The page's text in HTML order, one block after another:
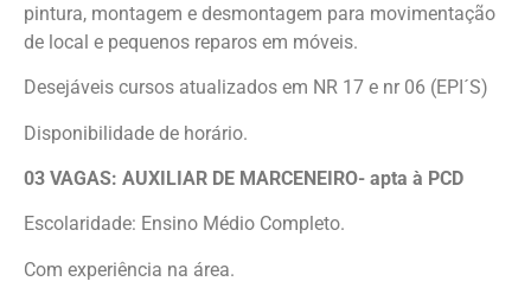
pintura, montagem e desmontagem para movimentação
de local e pequenos reparos em móveis.
Desejáveis cursos atualizados em NR 17 e nr 06 (EPI´S)
Disponibilidade de horário.
03 VAGAS: AUXILIAR DE MARCENEIRO- apta à PCD
Escolaridade: Ensino Médio Completo.
Com experiência na área.